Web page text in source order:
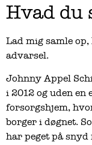
Hvad du
Lad mig samle
advarsel.
Johnny Appel
i 2012 og uden en
forsorgshjem,
borger i døgnet.
har peget på